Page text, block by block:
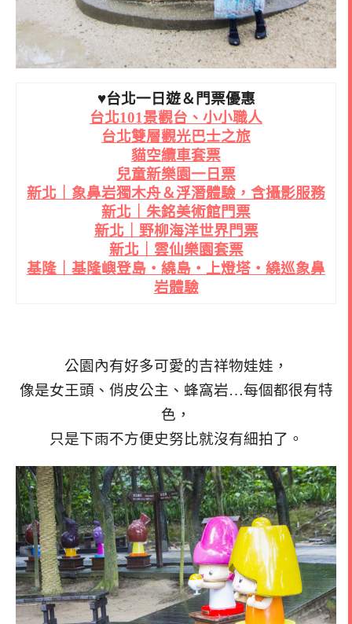
♥台北一日遊＆門票優惠
台北101景觀台、小小職人
台北雙層觀光巴士之旅
貓空纜車套票
兒童新樂園一日票
新北｜象鼻岩獨木舟＆浮潛體驗，含攝影服務
新北｜朱銘美術館門票
新北｜野柳海洋世界門票
新北｜雲仙樂園套票
基隆｜基隆嶼登島・繞島・上燈塔・繞巡象鼻
岩體驗
公園內有好多可愛的吉祥物娃娃，
像是女王頭、俏皮公主、蜂窩岩…每個都很有特
色，
只是下雨不方便史努比就沒有細拍了。